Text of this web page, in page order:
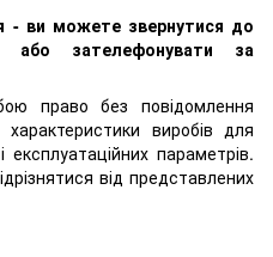
- ви можете звернутися до
або зателефонувати за
право без повідомлення
виробів для
експлуатаційних параметрів.
від представлених